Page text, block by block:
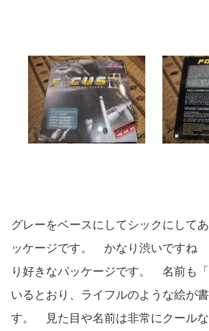
グレーをベースにしてシックにして
ッケージです。 かなり渋いですね
り好きなパッケージです。 名前も
いるとおり、ライフルのような絵が
す。 見た目や名前は非常にクールな